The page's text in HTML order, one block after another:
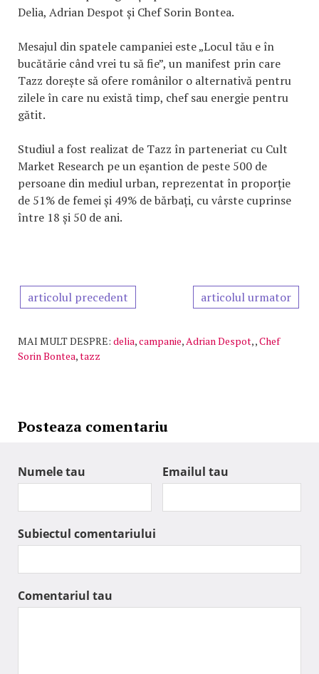
Delia, Adrian Despot și Chef Sorin Bontea.
Mesajul din spatele campaniei este „Locul tău e în
bucătărie când vrei tu să fie”, un manifest prin care
Tazz dorește să ofere românilor o alternativă pentru
zilele în care nu există timp, chef sau energie pentru
gătit.
Studiul a fost realizat de Tazz în parteneriat cu Cult
Market Research pe un eșantion de peste 500 de
persoane din mediul urban, reprezentat în proporție
de 51% de femei și 49% de bărbați, cu vârste cuprinse
între 18 și 50 de ani.
articolul precedent articolul urmator
MAI MULT DESPRE: delia,campanie, Adrian Despot,,Chef
Sorin Bontea,tazz
Posteaza comentariu
Numele tau Emailul tau
Subiectul comentariului
Comentariul tau